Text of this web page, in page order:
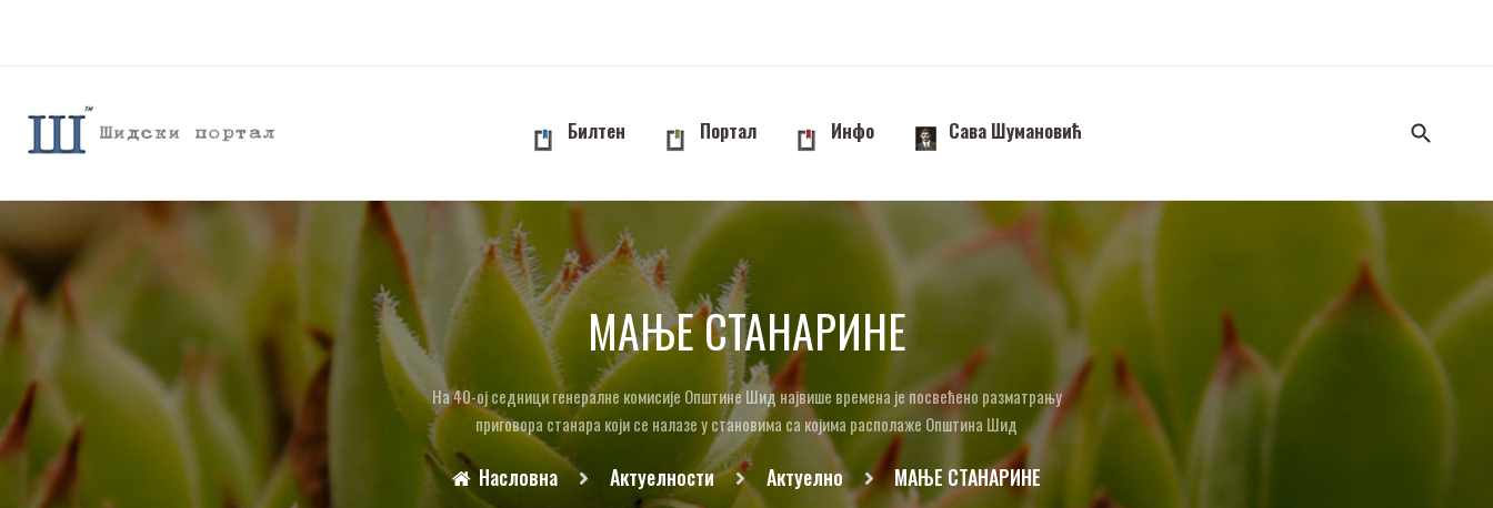
Билтен Портал Инфо Сава Шумановић
МАЊЕ СТАНАРИНЕ
На 40-ој седници генералне комисије Општине Шид највише времена је посвећено разматрању
приговора станара који се налазе у становима са којима располаже Општина Шид
Насловна Актуелности Актуелно МАЊЕ СТАНАРИНЕ